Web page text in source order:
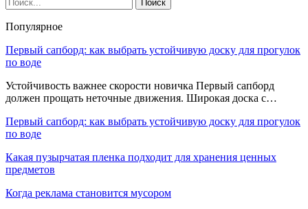
Популярное
Первый сапборд: как выбрать устойчивую доску для прогулок
по воде
Устойчивость важнее скорости новичка Первый сапборд
должен прощать неточные движения. Широкая доска с…
Первый сапборд: как выбрать устойчивую доску для прогулок
по воде
Какая пузырчатая пленка подходит для хранения ценных
предметов
Когда реклама становится мусором